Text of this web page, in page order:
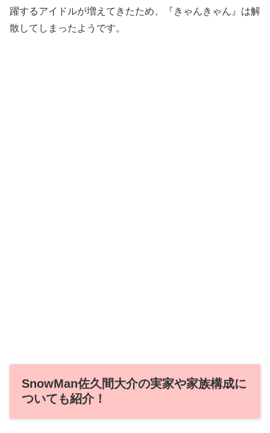
躍するアイドルが増えてきたため、『きゃんきゃん』は解
散してしまったようです。
SnowMan佐久間大介の実家や家族構成に
ついても紹介！